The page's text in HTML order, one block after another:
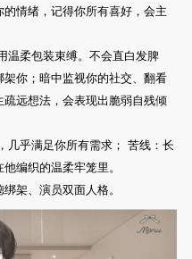
情绪，记得你所有喜好，会主
温柔包装束缚。不会直白发脾
你；暗中监视你的社交、翻看
远想法，会表现出脆弱自残倾
几乎满足你所有需求； 苦线：长
编织的温柔牢笼里。
架、演员双面人格。